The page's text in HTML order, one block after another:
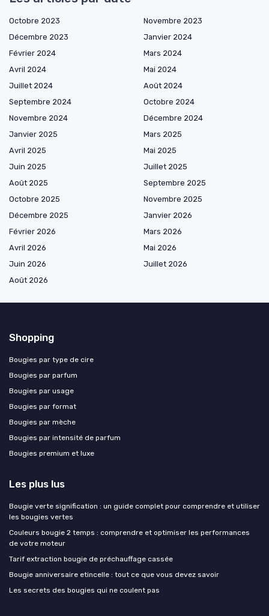
Octobre 2023
Novembre 2023
Décembre 2023
Janvier 2024
Février 2024
Mars 2024
Avril 2024
Mai 2024
Juillet 2024
Août 2024
Septembre 2024
Octobre 2024
Novembre 2024
Décembre 2024
Janvier 2025
Mars 2025
Avril 2025
Mai 2025
Juin 2025
Juillet 2025
Août 2025
Septembre 2025
Octobre 2025
Novembre 2025
Décembre 2025
Janvier 2026
Février 2026
Mars 2026
Avril 2026
Mai 2026
Juin 2026
Juillet 2026
Août 2026
Shopping
Bougies par type de cire
Bougies par parfum
Bougies par usage
Bougies par format
Bougies par mèche
Bougies par intensité de parfum
Bougies premium et luxe
Les plus lus
Bougie verte signification : un guide complet pour comprendre et utiliser
les bougies vertes
Couleurs bougie 2 temps : comprendre et optimiser les performances
de votre moteur
Tarif extraction bougie de préchauffage cassée
Bougie anniversaire etincelle : tout ce que vous devez savoir
Les secrets des bougies qui ne coulent pas